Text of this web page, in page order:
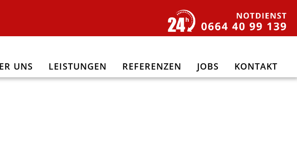
UNS LEISTUNGEN REFERENZEN JOBS KONTAKT